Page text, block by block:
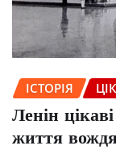
ІСТОРІЯ
Ленін
життя